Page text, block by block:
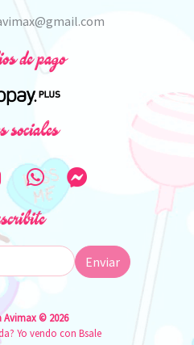
de pago
sociales
Enviar
Avimax © 2026
Yo vendo con Bsale